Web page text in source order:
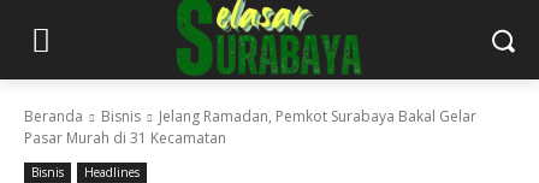
Beranda Bisnis
Jelang Ramadan, Pemkot Surabaya Bakal Gelar
Pasar Murah di 31 Kecamatan
Bisnis Headlines